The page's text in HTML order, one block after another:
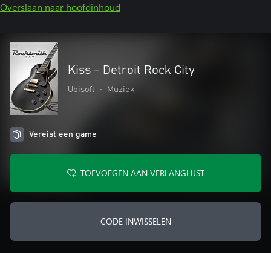
Overslaan naar hoofdinhoud
Kiss - Detroit Rock City
Ubisoft • Muziek
Vereist een game
TOEVOEGEN AAN VERLANGLIJST
CODE INWISSELEN